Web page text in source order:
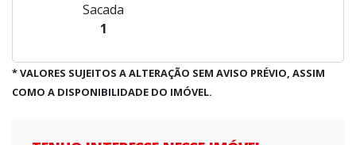
Sacada
1
* VALORES SUJEITOS A ALTERAÇÃO SEM AVISO PRÉVIO, ASSIM
COMO A DISPONIBILIDADE DO IMÓVEL.